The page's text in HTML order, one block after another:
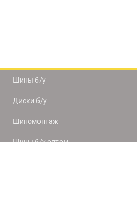
Шины б/у
Диски б/у
Шиномонтаж
Шины б/у оптом